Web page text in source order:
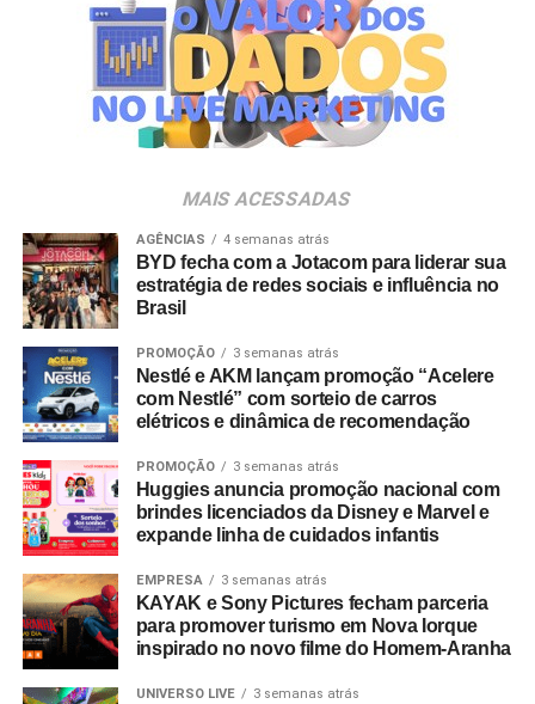
profunda, nada mais justo do que proporcionar essa
experiência para alguns dos nossos clientes fiéis”,
destaca Aline Ivanov, gerente de marketing do Shopping
Villa Lobos.
Para ingressar no programa e participar do sorteio, os
Shopping Villa Lobos, efetuar o cadastro e enviar
comprovantes fiscais de qualquer valor. O regulamento
completo está disponível no site do empreendimento.
MAIS ACESSADAS
AGÊNCIAS 4 semanas atrás
BYD fecha com a Jotacom para liderar sua
estratégia de redes sociais e influência no
Brasil
PROMOÇÃO 3 semanas atrás
Nestlé e AKM lançam promoção “Acelere
com Nestlé” com sorteio de carros
elétricos e dinâmica de recomendação
PROMOÇÃO 3 semanas atrás
Huggies anuncia promoção nacional com
brindes licenciados da Disney e Marvel e
expande linha de cuidados infantis
EMPRESA 3 semanas atrás
KAYAK e Sony Pictures fecham parceria
para promover turismo em Nova Iorque
inspirado no novo filme do Homem-Aranha
UNIVERSO LIVE 3 semanas atrás